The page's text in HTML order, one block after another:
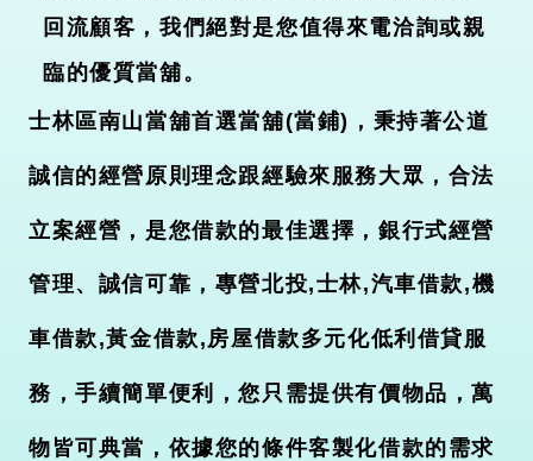
回流顧客，我們絕對是您值得來電洽詢或親
臨的優質當舖。
士林區南山當舖首選當舖(當鋪)，秉持著公道
誠信的經營原則理念跟經驗來服務大眾，合法
立案經營，是您借款的最佳選擇，銀行式經營
管理、誠信可靠，專營北投,士林,汽車借款,機
車借款,黃金借款,房屋借款多元化低利借貸服
務，手續簡單便利，您只需提供有價物品，萬
物皆可典當，依據您的條件客製化借款的需求